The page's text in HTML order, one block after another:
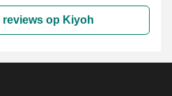
reviews op Kiyoh